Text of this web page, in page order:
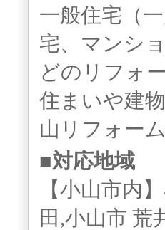
一般住宅（
宅、マンシ
どのリフォ
住まいや建
山リフォー
■対応地域
【小山市内
田,小山市 荒